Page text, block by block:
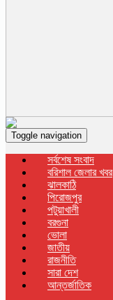
Toggle navigation
সর্বশেষ সংবাদ
বরিশাল জেলার খবর
ঝালকাঠি
পিরোজপুর
পটুয়াখালী
বরগুনা
ভোলা
জাতীয়
রাজনীতি
সারা দেশ
আন্তর্জাতিক